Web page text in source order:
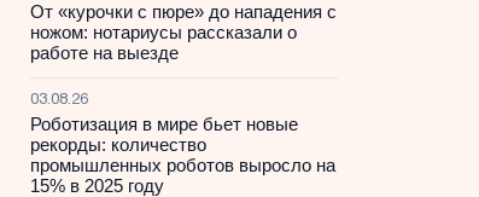
От «курочки с пюре» до нападения с
ножом: нотариусы рассказали о
работе на выезде
03.08.26
Роботизация в мире бьет новые
рекорды: количество
промышленных роботов выросло на
15% в 2025 году